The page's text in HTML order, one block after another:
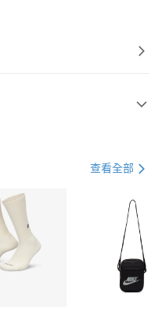
21家銀行
第一商業銀行
彰化商業銀行
查看全部